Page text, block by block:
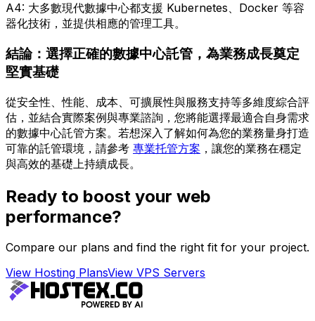
A4: 大多數現代數據中心都支援 Kubernetes、Docker 等容
器化技術，並提供相應的管理工具。
結論：選擇正確的數據中心託管，為業務成長奠定
堅實基礎
從安全性、性能、成本、可擴展性與服務支持等多維度綜合評
估，並結合實際案例與專業諮詢，您將能選擇最適合自身需求
的數據中心託管方案。若想深入了解如何為您的業務量身打造
可靠的託管環境，請參考 專業托管方案 ，讓您的業務在穩定
與高效的基礎上持續成長。
Ready to boost your web
performance?
Compare our plans and find the right fit for your project.
View Hosting PlansView VPS Servers